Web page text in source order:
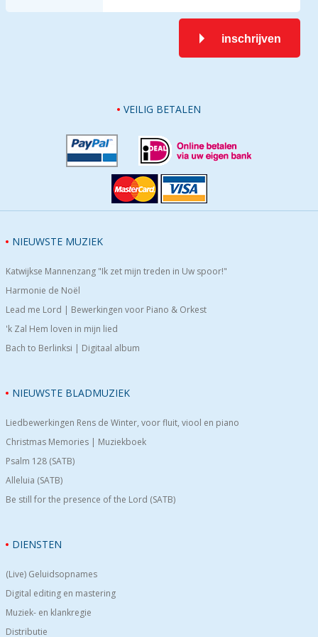
inschrijven
VEILIG BETALEN
NIEUWSTE MUZIEK
Katwijkse Mannenzang "Ik zet mijn treden in Uw spoor!"
Harmonie de Noël
Lead me Lord | Bewerkingen voor Piano & Orkest
'k Zal Hem loven in mijn lied
Bach to Berlinksi | Digitaal album
NIEUWSTE BLADMUZIEK
Liedbewerkingen Rens de Winter, voor fluit, viool en piano
Christmas Memories | Muziekboek
Psalm 128 (SATB)
Alleluia (SATB)
Be still for the presence of the Lord (SATB)
DIENSTEN
(Live) Geluidsopnames
Digital editing en mastering
Muziek- en klankregie
Distributie